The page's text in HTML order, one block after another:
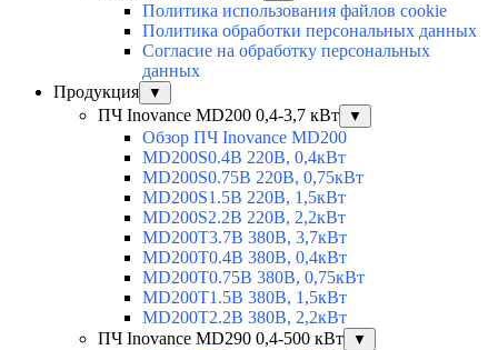
Политика использования файлов cookie
Политика обработки персональных данных
Согласие на обработку персональных
данных
Продукция
▼
ПЧ Inovance MD200 0,4-3,7 кВт ▼
Обзор ПЧ Inovance MD200
MD200S0.4B 220В, 0,4кВт
MD200S0.75B 220В, 0,75кВт
MD200S1.5B 220В, 1,5кВт
MD200S2.2B 220В, 2,2кВт
MD200T3.7B 380В, 3,7кВт
MD200T0.4B 380В, 0,4кВт
MD200T0.75B 380В, 0,75кВт
MD200T1.5B 380В, 1,5кВт
MD200T2.2B 380В, 2,2кВт
ПЧ Inovance MD290 0,4-500 кВт
▼